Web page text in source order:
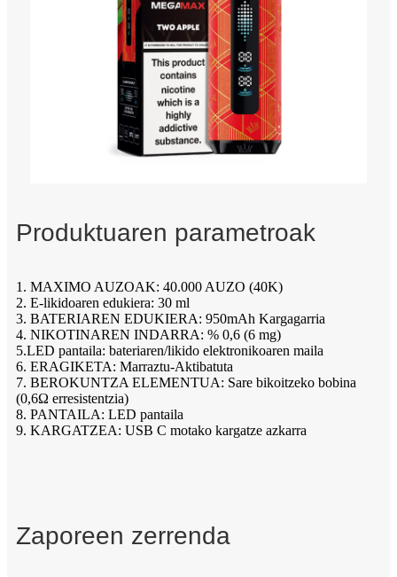
Produktuaren parametroak
1. MAXIMO AUZOAK: 40.000 AUZO (40K)
2. E-likidoaren edukiera: 30 ml
3. BATERIAREN EDUKIERA: 950mAh Kargagarria
4. NIKOTINAREN INDARRA: % 0,6 (6 mg)
5.LED pantaila: bateriaren/likido elektronikoaren maila
6. ERAGIKETA: Marraztu-Aktibatuta
7. BEROKUNTZA ELEMENTUA: Sare bikoitzeko bobina
(0,6Ω erresistentzia)
8. PANTAILA: LED pantaila
9. KARGATZEA: USB C motako kargatze azkarra
Zaporeen zerrenda